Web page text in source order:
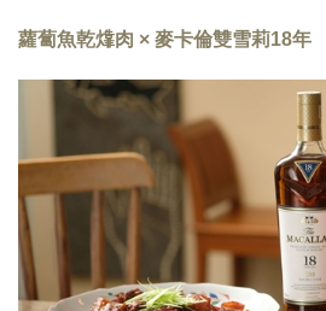
蘿蔔魚乾㸆肉 × 麥卡倫雙雪莉18年